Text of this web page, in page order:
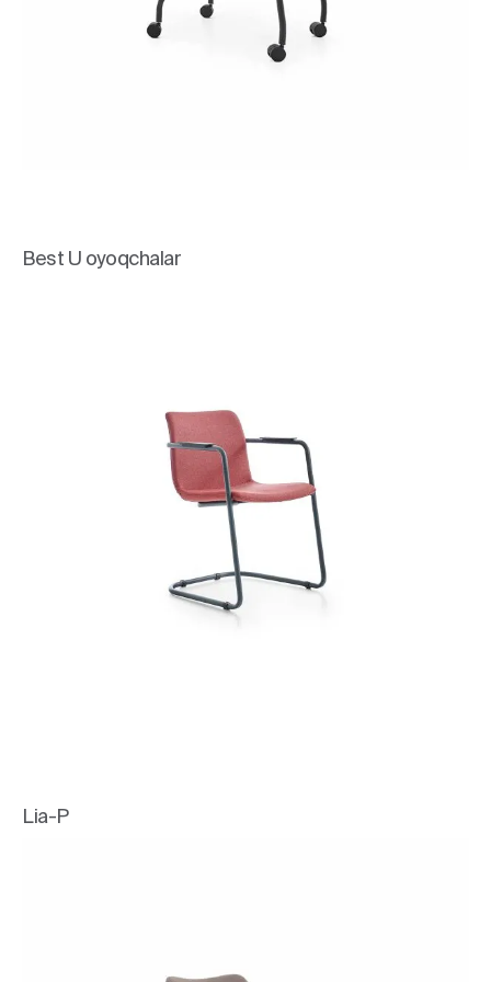
Best U oyoqchalar
Lia-P